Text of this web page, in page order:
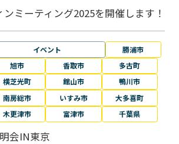
ミーティング2025を開催します！
イベント
勝浦市
旭市
香取市
多古町
横芝光町
館山市
鴨川市
南房総市
いすみ市
大多喜町
木更津市
富津市 千葉県
会IN東京